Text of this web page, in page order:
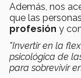
Además, nos
que las
profesión y
"Invertir en la
psicológica de
para sobrevivir